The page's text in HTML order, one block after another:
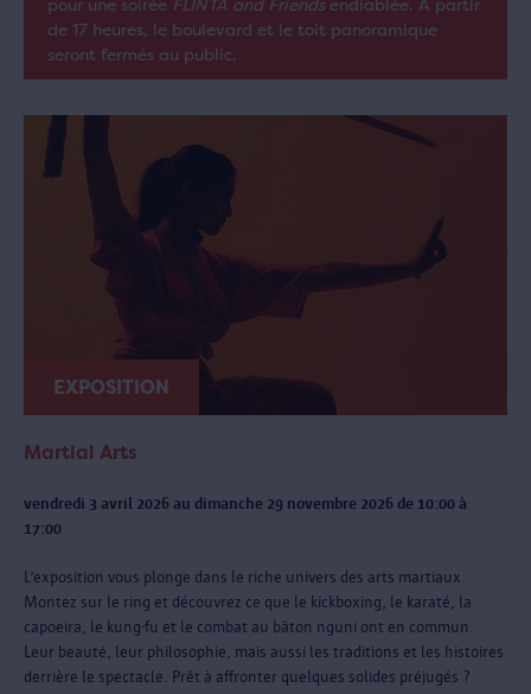
pour une soirée FLINTA and Friends endiablée. À partir
de 17 heures, le boulevard et le toit panoramique
seront fermés au public.
EXPOSITION
Martial Arts
vendredi 3 avril 2026 au dimanche 29 novembre 2026 de 10:00 à
17:00
L’exposition vous plonge dans le riche univers des arts martiaux.
Montez sur le ring et découvrez ce que le kickboxing, le karaté, la
capoeira, le kung-fu et le combat au bâton nguni ont en commun.
Leur beauté, leur philosophie, mais aussi les traditions et les histoires
derrière le spectacle. Prêt à affronter quelques solides préjugés ?